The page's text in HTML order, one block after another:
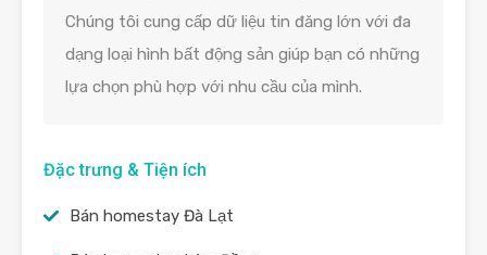
Chúng tôi cung cấp dữ liệu tin đăng lớn với đa
dạng loại hình bất động sản giúp bạn có những
lựa chọn phù hợp với nhu cầu của mình.
Đặc trưng & Tiện ích
Bán homestay Đà Lạt